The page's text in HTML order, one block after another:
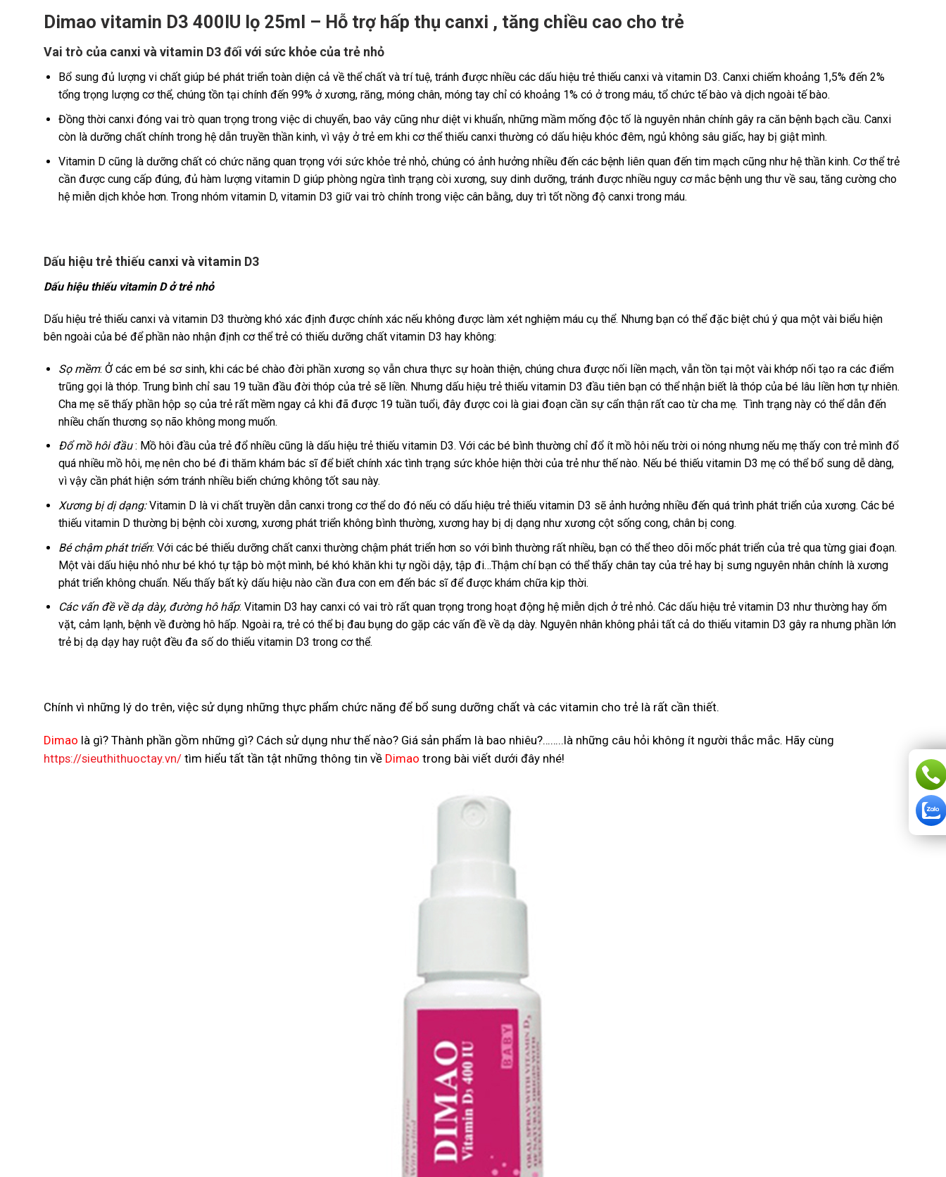
Dimao vitamin D3 400IU lọ 25ml – Hỗ trợ hấp thụ canxi , tăng chiều cao cho trẻ
Vai trò của canxi và vitamin D3 đối với sức khỏe của trẻ nhỏ
Bổ sung đủ lượng vi chất giúp bé phát triển toàn diện cả về thể chất và trí tuệ, tránh được nhiều các dấu hiệu trẻ thiếu canxi và vitamin D3. Canxi chiếm khoảng 1,5% đến 2%
tổng trọng lượng cơ thể, chúng tồn tại chính đến 99% ở xương, răng, móng chân, móng tay chỉ có khoảng 1% có ở trong máu, tổ chức tế bào và dịch ngoài tế bào.
Đồng thời canxi đóng vai trò quan trọng trong việc di chuyển, bao vây cũng như diệt vi khuẩn, những mầm mống độc tố là nguyên nhân chính gây ra căn bệnh bạch cầu. Canxi
còn là dưỡng chất chính trong hệ dẫn truyền thần kinh, vì vậy ở trẻ em khi cơ thể thiếu canxi thường có dấu hiệu khóc đêm, ngủ không sâu giấc, hay bị giật mình.
Vitamin D cũng là dưỡng chất có chức năng quan trọng với sức khỏe trẻ nhỏ, chúng có ảnh hưởng nhiều đến các bệnh liên quan đến tim mạch cũng như hệ thần kinh. Cơ thể trẻ
cần được cung cấp đúng, đủ hàm lượng vitamin D giúp phòng ngừa tình trạng còi xương, suy dinh dưỡng, tránh được nhiều nguy cơ mắc bệnh ung thư về sau, tăng cường cho
hệ miễn dịch khỏe hơn. Trong nhóm vitamin D, vitamin D3 giữ vai trò chính trong việc cân bằng, duy trì tốt nồng độ canxi trong máu.
Dấu hiệu trẻ thiếu canxi và vitamin D3
Dấu hiệu thiếu vitamin D ở trẻ nhỏ
Dấu hiệu trẻ thiếu canxi và vitamin D3 thường khó xác định được chính xác nếu không được làm xét nghiệm máu cụ thể. Nhưng bạn có thể đặc biệt chú ý qua một vài biểu hiện
bên ngoài của bé để phần nào nhận định cơ thể trẻ có thiếu dưỡng chất vitamin D3 hay không:
Sọ mềm: Ở các em bé sơ sinh, khi các bé chào đời phần xương sọ vẫn chưa thực sự hoàn thiện, chúng chưa được nối liền mạch, vẫn tồn tại một vài khớp nối tạo ra các điểm
trũng gọi là thóp. Trung bình chỉ sau 19 tuần đầu đời thóp của trẻ sẽ liền. Nhưng dấu hiệu trẻ thiếu vitamin D3 đầu tiên bạn có thể nhận biết là thóp của bé lâu liền hơn tự nhiên.
Cha mẹ sẽ thấy phần hộp sọ của trẻ rất mềm ngay cả khi đã được 19 tuần tuổi, đây được coi là giai đoạn cần sự cẩn thận rất cao từ cha mẹ. Tình trạng này có thể dẫn đến
nhiều chấn thương sọ não không mong muốn.
Đổ mồ hôi đầu: Mồ hôi đầu của trẻ đổ nhiều cũng là dấu hiệu trẻ thiếu vitamin D3. Với các bé bình thường chỉ đổ ít mồ hôi nếu trời oi nóng nhưng nếu mẹ thấy con trẻ mình đổ
quá nhiều mồ hôi, mẹ nên cho bé đi thăm khám bác sĩ để biết chính xác tình trạng sức khỏe hiện thời của trẻ như thế nào. Nếu bé thiếu vitamin D3 mẹ có thể bổ sung dễ dàng,
vì vậy cần phát hiện sớm tránh nhiều biến chứng không tốt sau này.
Xương bị dị dạng:Vitamin D là vi chất truyền dẫn canxi trong cơ thể do đó nếu có dấu hiệu trẻ thiếu vitamin D3 sẽ ảnh hưởng nhiều đến quá trình phát triển của xương. Các bé
thiếu vitamin D thường bị bệnh còi xương, xương phát triển không bình thường, xương hay bị dị dạng như xương cột sống cong, chân bị cong.
Bé chậm phát triển: Với các bé thiếu dưỡng chất canxi thường chậm phát triển hơn so với bình thường rất nhiều, bạn có thể theo dõi mốc phát triển của trẻ qua từng giai đoạn.
Một vài dấu hiệu nhỏ như bé khó tự tập bò một mình, bé khó khăn khi tự ngồi dậy, tập đi…Thậm chí bạn có thể thấy chân tay của trẻ hay bị sưng nguyên nhân chính là xương
phát triển không chuẩn. Nếu thấy bất kỳ dấu hiệu nào cần đưa con em đến bác sĩ để được khám chữa kịp thời.
Các vấn đề về dạ dày, đường hô hấp: Vitamin D3 hay canxi có vai trò rất quan trọng trong hoạt động hệ miễn dịch ở trẻ nhỏ. Các dấu hiệu trẻ vitamin D3 như thường hay ốm
vặt, cảm lạnh, bệnh về đường hô hấp. Ngoài ra, trẻ có thể bị đau bụng do gặp các vấn đề về dạ dày. Nguyên nhân không phải tất cả do thiếu vitamin D3 gây ra nhưng phần lớn
trẻ bị dạ dạy hay ruột đều đa số do thiếu vitamin D3 trong cơ thể.
Chính vì những lý do trên, việc sử dụng những thực phẩm chức năng để bổ sung dưỡng chất và các vitamin cho trẻ là rất cần thiết.
Dimao là gì? Thành phần gồm những gì? Cách sử dụng như thế nào? Giá sản phẩm là bao nhiêu?……..là những câu hỏi không ít người thắc mắc. Hãy cùng
https://sieuthithuoctay.vn/ tìm hiểu tất tần tật những thông tin về Dimao trong bài viết dưới đây nhé!